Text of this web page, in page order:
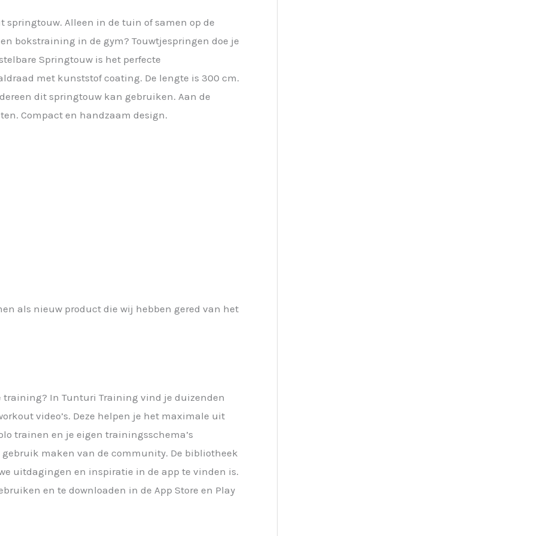
Alleen in de tuin of samen op de
bokstraining in de gym? Touwtjespringen doe je
Springtouw is het perfecte
met kunststof coating. De lengte is 300 cm.
dit springtouw kan gebruiken. Aan de
Compact en handzaam design.
als nieuw product die wij hebben gered van het
In Tunturi Training vind je duizenden
video’s. Deze helpen je het maximale uit
trainen en je eigen trainingsschema’s
maken van de community. De bibliotheek
uitdagingen en inspiratie in de app te vinden is.
en te downloaden in de App Store en Play